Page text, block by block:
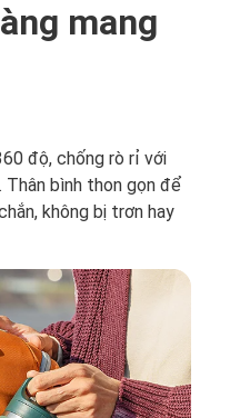
mang
độ, chống rò rỉ với
Thân bình thon gọn để
không bị trơn hay